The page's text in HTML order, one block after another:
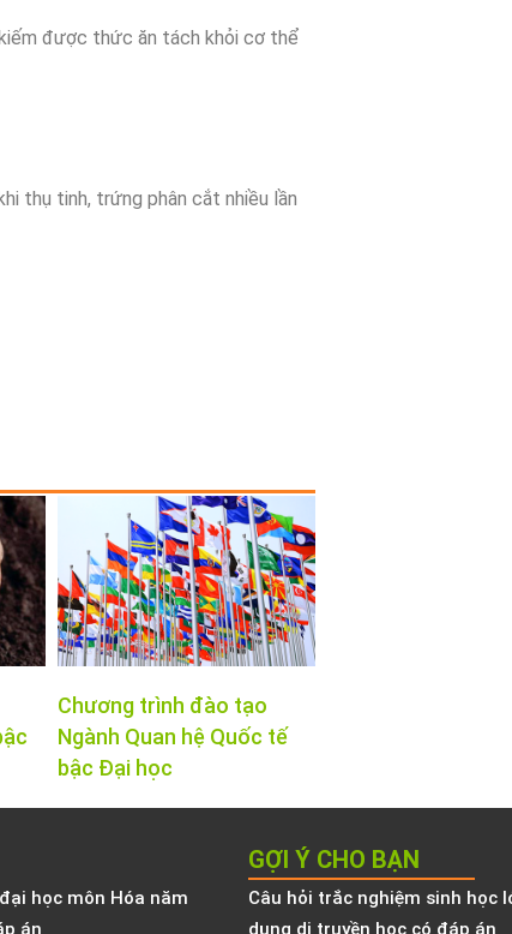
được thức ăn tách khỏi cơ thể
thụ tinh, trứng phân cắt nhiều lần
Chương trình đào tạo
Ngành Quan hệ Quốc tế
bậc Đại học
học môn Hóa năm
án
GỢI Ý CHO BẠN
Câu hỏi trắc nghiệm sinh học
dụng di truyền học có đáp án